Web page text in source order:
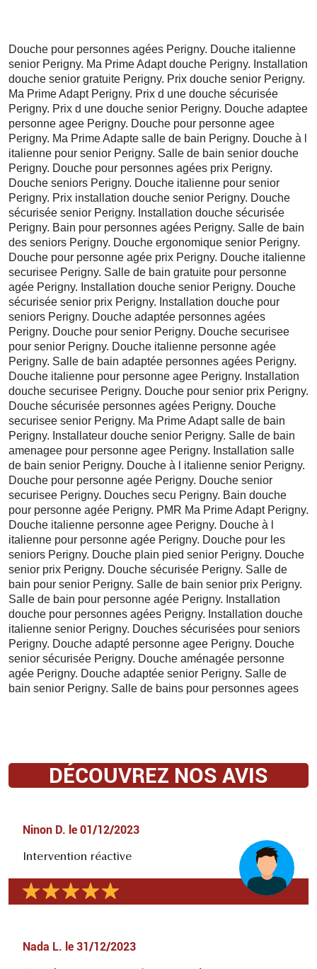
Douche pour personnes agées Perigny. Douche italienne
senior Perigny. Ma Prime Adapt douche Perigny. Installation
douche senior gratuite Perigny. Prix douche senior Perigny.
Ma Prime Adapt Perigny. Prix d une douche sécurisée
Perigny. Prix d une douche senior Perigny. Douche adaptee
personne agee Perigny. Douche pour personne agee
Perigny. Ma Prime Adapte salle de bain Perigny. Douche à l
italienne pour senior Perigny. Salle de bain senior douche
Perigny. Douche pour personnes agées prix Perigny.
Douche seniors Perigny. Douche italienne pour senior
Perigny. Prix installation douche senior Perigny. Douche
sécurisée senior Perigny. Installation douche sécurisée
Perigny. Bain pour personnes agées Perigny. Salle de bain
des seniors Perigny. Douche ergonomique senior Perigny.
Douche pour personne agée prix Perigny. Douche italienne
securisee Perigny. Salle de bain gratuite pour personne
agée Perigny. Installation douche senior Perigny. Douche
sécurisée senior prix Perigny. Installation douche pour
seniors Perigny. Douche adaptée personnes agées
Perigny. Douche pour senior Perigny. Douche securisee
pour senior Perigny. Douche italienne personne agée
Perigny. Salle de bain adaptée personnes agées Perigny.
Douche italienne pour personne agee Perigny. Installation
douche securisee Perigny. Douche pour senior prix Perigny.
Douche sécurisée personnes agées Perigny. Douche
securisee senior Perigny. Ma Prime Adapt salle de bain
Perigny. Installateur douche senior Perigny. Salle de bain
amenagee pour personne agee Perigny. Installation salle
de bain senior Perigny. Douche à l italienne senior Perigny.
Douche pour personne agée Perigny. Douche senior
securisee Perigny. Douches secu Perigny. Bain douche
pour personne agée Perigny. PMR Ma Prime Adapt Perigny.
Douche italienne personne agee Perigny. Douche à l
italienne pour personne agée Perigny. Douche pour les
seniors Perigny. Douche plain pied senior Perigny. Douche
senior prix Perigny. Douche sécurisée Perigny. Salle de
bain pour senior Perigny. Salle de bain senior prix Perigny.
Salle de bain pour personne agée Perigny. Installation
douche pour personnes agées Perigny. Installation douche
italienne senior Perigny. Douches sécurisées pour seniors
Perigny. Douche adapté personne agee Perigny. Douche
senior sécurisée Perigny. Douche aménagée personne
agée Perigny. Douche adaptée senior Perigny. Salle de
bain senior Perigny. Salle de bains pour personnes agees
DÉCOUVREZ NOS AVIS
Ninon D. le 01/12/2023
Intervention réactive
Nada L. le 31/12/2023